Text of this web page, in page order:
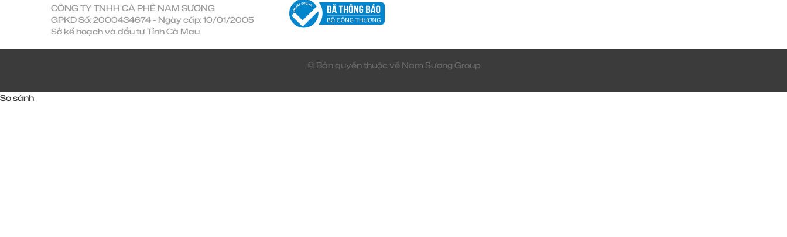
CÔNG TY TNHH CÀ PHÊ NAM SƯƠNG
GPKD Số: 2000434674 - Ngày cấp: 10/01/2005
Sở kế hoạch và đầu tư Tỉnh Cà Mau
© Bản quyền thuộc về Nam Sương Group
So sánh